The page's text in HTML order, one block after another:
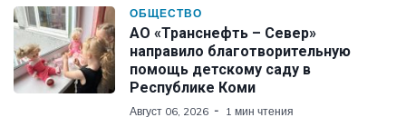
ОБЩЕСТВО
АО «Транснефть – Север»
направило благотворительную
помощь детскому саду в
Республике Коми
Август 06, 2026 1 мин чтения